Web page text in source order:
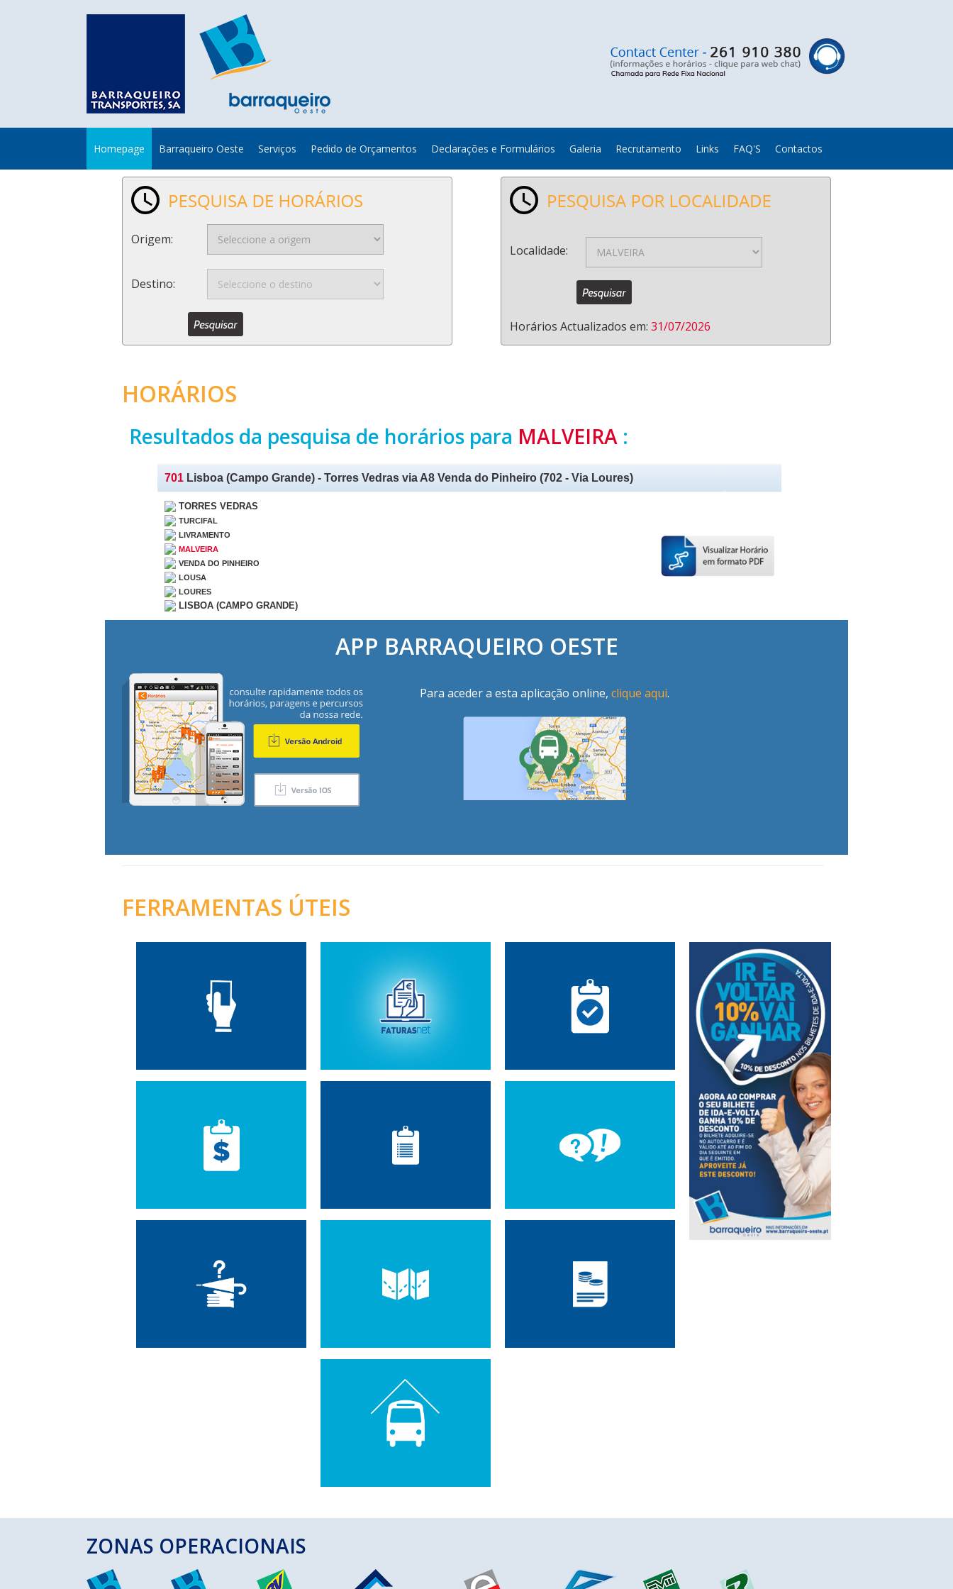
Homepage Barraqueiro Oeste Serviços Pedido de Orçamentos Declarações e Formulários Galeria Recrutamento Links FAQ'S Contactos
Origem:
Destino:
Localidade:
Horários Actualizados em: 31/07/2026
HORÁRIOS
Resultados da pesquisa de horários para MALVEIRA :
701 Lisboa (Campo Grande) - Torres Vedras via A8 Venda do Pinheiro (702 - Via Loures)
TORRES VEDRAS
TURCIFAL
LIVRAMENTO
MALVEIRA
VENDA DO PINHEIRO
LOUSA
LOURES
LISBOA (CAMPO GRANDE)
APP BARRAQUEIRO OESTE
Para aceder a esta aplicação online, clique aqui.
FERRAMENTAS ÚTEIS
ZONAS OPERACIONAIS